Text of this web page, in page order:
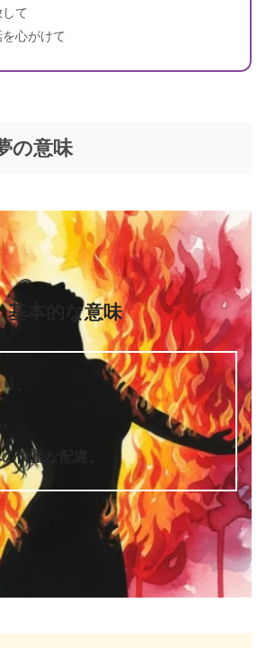
願えば、かなうエイブラハム
ター・ヒックス、ジェリー・
クス
一穂
ヤモンド社
年12月
て
心がけて
の意味
基本的な意味
。
慎重な配慮。